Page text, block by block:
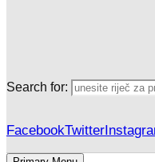
Search for:
FacebookTwitter